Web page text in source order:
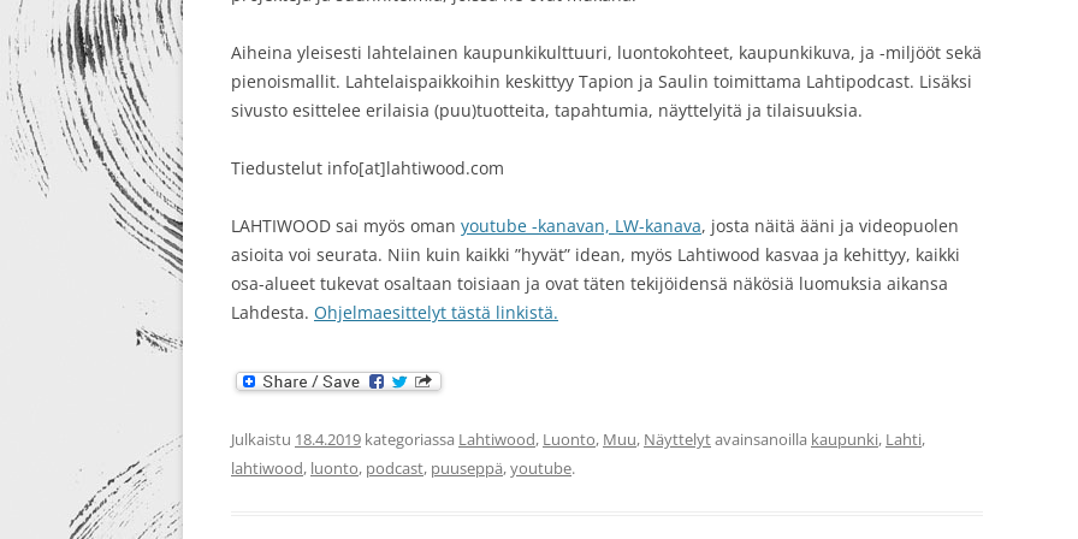
Aiheina yleisesti lahtelainen kaupunkikulttuuri, luontokohteet, kaupunkikuva, ja -miljööt sekä
pienoismallit. Lahtelaispaikkoihin keskittyy Tapion ja Saulin toimittama Lahtipodcast. Lisäksi
sivusto esittelee erilaisia (puu)tuotteita, tapahtumia, näyttelyitä ja tilaisuuksia.
Tiedustelut info[at]lahtiwood.com
LAHTIWOOD sai myös oman youtube -kanavan, LW-kanava, josta näitä ääni ja videopuolen
asioita voi seurata. Niin kuin kaikki ”hyvät” idean, myös Lahtiwood kasvaa ja kehittyy, kaikki
osa-alueet tukevat osaltaan toisiaan ja ovat täten tekijöidensä näkösiä luomuksia aikansa
Lahdesta. Ohjelmaesittelyt tästä linkistä.
Julkaistu 18.4.2019 kategoriassa Lahtiwood, Luonto, Muu, Näyttelytavainsanoilla kaupunki, Lahti,
lahtiwood, luonto, podcast, puuseppä,youtube.